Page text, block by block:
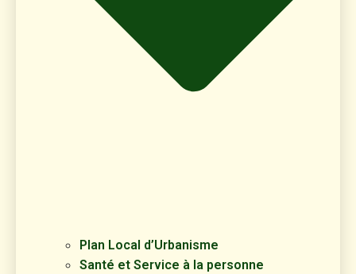
Plan Local d’Urbanisme
Santé et Service à la personne